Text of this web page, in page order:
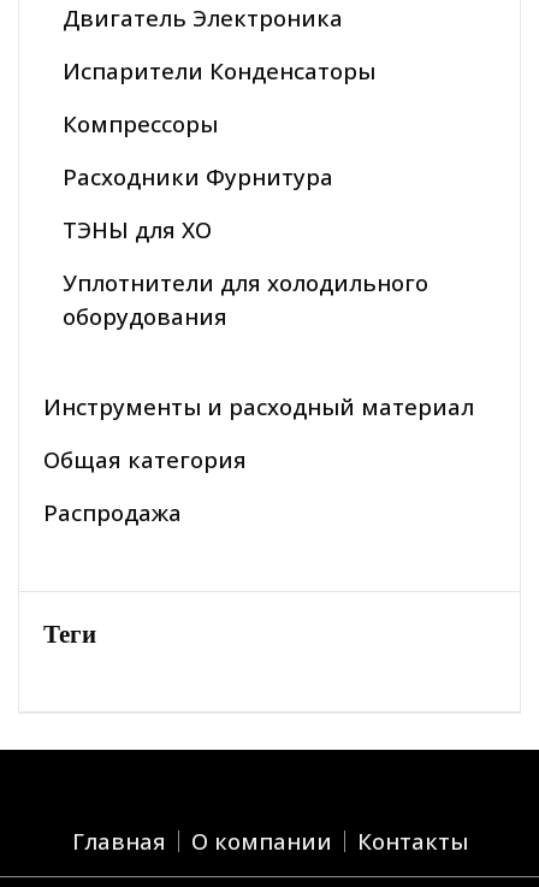
Двигатель Электроника
Испарители Конденсаторы
Компрессоры
Расходники Фурнитура
ТЭНЫ для ХО
Уплотнители для холодильного
оборудования
Инструменты и расходный материал
Общая категория
Распродажа
Теги
Главная О компании Контакты